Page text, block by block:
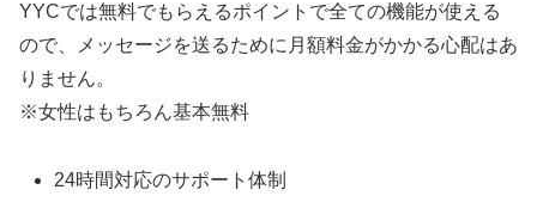
YYCでは無料でもらえるポイントで全ての機能が使える
ので、メッセージを送るために月額料金がかかる心配はあ
りません。
※女性はもちろん基本無料
24時間対応のサポート体制